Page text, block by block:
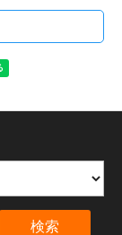
検索